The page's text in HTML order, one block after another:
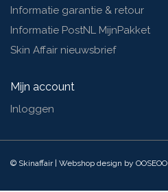
Informatie garantie & retour
Informatie PostNL MijnPakket
Skin Affair nieuwsbrief
Mijn account
Inloggen
© Skinaffair | Webshop design by OOSEOO